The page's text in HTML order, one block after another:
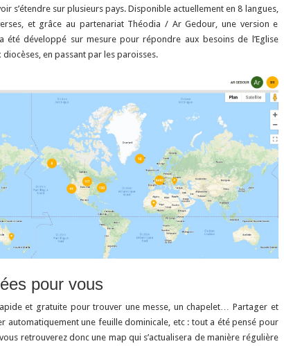
s’étendre sur plusieurs pays. Disponible actuellement en 8 langues,
et grâce au partenariat Théodia / Ar Gedour, une version e
a été développé sur mesure pour répondre aux besoins de l’Eglise
en passant par les paroisses.
pour vous
et gratuite pour trouver une messe, un chapelet… Partager et
automatiquement une feuille dominicale, etc : tout a été pensé pour
retrouverez donc une map qui s’actualisera de manière régulière